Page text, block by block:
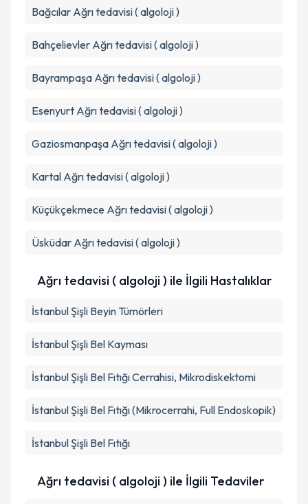
Bağcılar Ağrı tedavisi ( algoloji )
Bahçelievler Ağrı tedavisi ( algoloji )
Bayrampaşa Ağrı tedavisi ( algoloji )
Esenyurt Ağrı tedavisi ( algoloji )
Gaziosmanpaşa Ağrı tedavisi ( algoloji )
Kartal Ağrı tedavisi ( algoloji )
Küçükçekmece Ağrı tedavisi ( algoloji )
Üsküdar Ağrı tedavisi ( algoloji )
Ağrı tedavisi ( algoloji ) ile İlgili Hastalıklar
İstanbul Şişli Beyin Tümörleri
İstanbul Şişli Bel Kayması
İstanbul Şişli Bel Fıtığı Cerrahisi, Mikrodiskektomi
İstanbul Şişli Bel Fıtığı (Mikrocerrahi, Full Endoskopik)
İstanbul Şişli Bel Fıtığı
Ağrı tedavisi ( algoloji ) ile İlgili Tedaviler